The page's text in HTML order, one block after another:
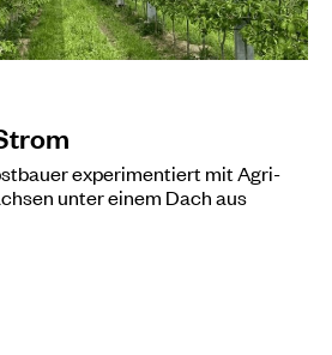
experimentiert mit Agri-
unter einem Dach aus